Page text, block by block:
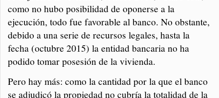
como no hubo posibilidad de oponerse a la
ejecución, todo fue favorable al banco. No obstante,
debido a una serie de recursos legales, hasta la
fecha (octubre 2015) la entidad bancaria no ha
podido tomar posesión de la vivienda.
Pero hay más: como la cantidad por la que el banco
se adjudicó la propiedad no cubría la totalidad de la